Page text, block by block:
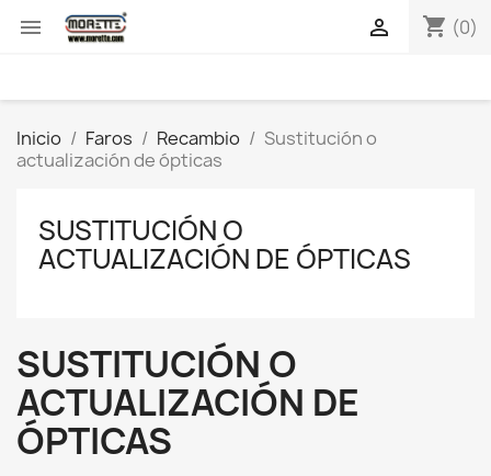
 shopping_cart (0)

Inicio Faros Recambio
Sustitución o
actualización de ópticas
SUSTITUCIÓN O
ACTUALIZACIÓN DE ÓPTICAS
SUSTITUCIÓN O
ACTUALIZACIÓN DE
ÓPTICAS